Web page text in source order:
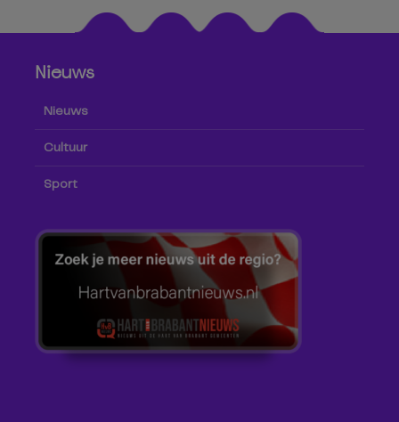
Nieuws
Nieuws
Cultuur
Sport